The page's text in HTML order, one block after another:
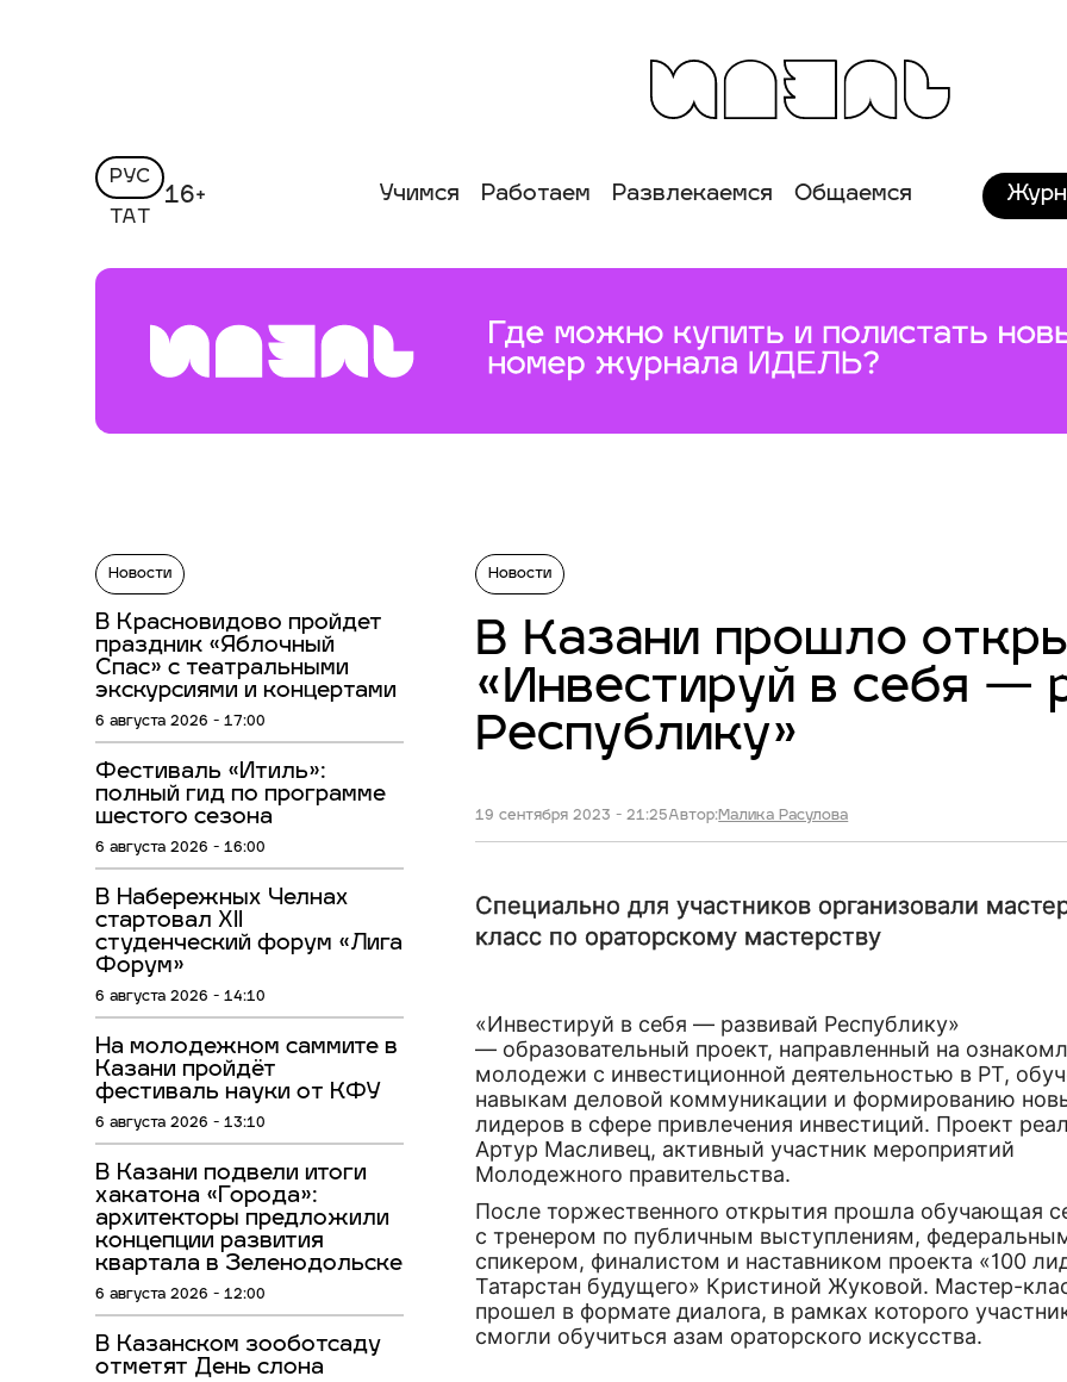
РУС
ТАТ
16+ Учимся Работаем Развлекаемся Общаемся
Новости
В Красновидово пройдет
праздник «Яблочный
Спас» с театральными
экскурсиями и концертами
6 августа 2026 - 17:00
Фестиваль «Итиль»:
полный гид по программе
шестого сезона
6 августа 2026 - 16:00
В Набережных Челнах
стартовал XII
студенческий форум «Лига
Форум»
6 августа 2026 - 14:10
На молодежном саммите в
Казани пройдёт
фестиваль науки от КФУ
6 августа 2026 - 13:10
В Казани подвели итоги
хакатона «Города»:
архитекторы предложили
концепции развития
квартала в Зеленодольске
6 августа 2026 - 12:00
В Казанском зооботсаду
отметят День слона
Новости
В Казани прошло
«Инвестируй в себя —
Республику»
19 сентября 2023 - 21:25Автор:Малика Расулова
Специально для участников организовали
класс по ораторскому мастерству
«Инвестируй в себя — развивай Республику»
— образовательный проект, направленный на
молодежи с инвестиционной деятельностью в РТ,
навыкам деловой коммуникации и формированию
лидеров в сфере привлечения инвестиций. Проект
Артур Масливец, активный участник мероприятий
Молодежного правительства.
После торжественного открытия прошла обучающая
с тренером по публичным выступлениям,
спикером, финалистом и наставником проекта «100
Татарстан будущего» Кристиной Жуковой. Мастер-
прошел в формате диалога, в рамках которого
смогли обучиться азам ораторского искусства.